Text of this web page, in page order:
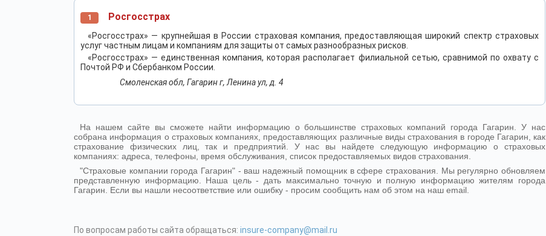
1 Росгосстрах
«Росгосстрах» — крупнейшая в России страховая компания, предоставляющая широкий спектр страховых
услуг частным лицам и компаниям для защиты от самых разнообразных рисков.
«Росгосстрах» — единственная компания, которая располагает филиальной сетью, сравнимой по охвату с
Почтой РФ и Сбербанком России.
Смоленская обл, Гагарин г, Ленина ул, д. 4
На нашем сайте вы сможете найти информацию о большинстве страховых компаний города Гагарин. У нас
собрана информация о страховых компаниях, предоставляющих различные виды страхования в городе Гагарин, как
страхование физических лиц, так и предприятий. У нас вы найдете следующую информацию о страховых
компаниях: адреса, телефоны, время обслуживания, список предоставляемых видов страхования.
"Страховые компании города Гагарин" - ваш надежный помощник в сфере страхования. Мы регулярно обновляем
представленную информацию. Наша цель - дать максимально точную и полную информацию жителям города
Гагарин. Если вы нашли несоответствие или ошибку - просим сообщить нам об этом на наш email.
По вопросам работы сайта обращаться: insure-company@mail.ru